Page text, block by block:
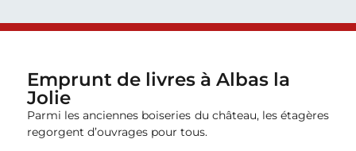
Emprunt de livres à Albas la
Jolie
Parmi les anciennes boiseries du château, les étagères
regorgent d’ouvrages pour tous.